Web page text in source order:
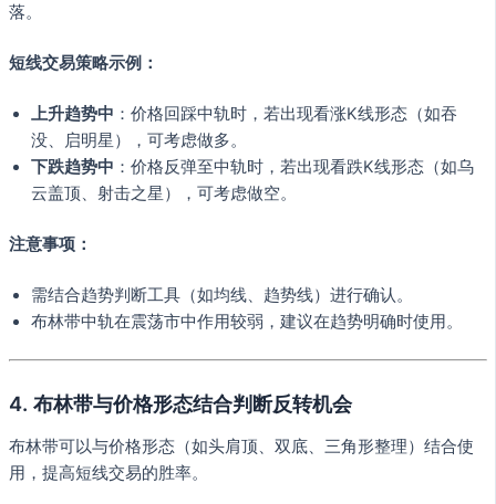
落。
短线交易策略示例：
上升趋势中 ：价格回踩中轨时，若出现看涨K线形态（如吞
没、启明星），可考虑做多。
下跌趋势中 ：价格反弹至中轨时，若出现看跌K线形态（如乌
云盖顶、射击之星），可考虑做空。
注意事项：
需结合趋势判断工具（如均线、趋势线）进行确认。
布林带中轨在震荡市中作用较弱，建议在趋势明确时使用。
4. 布林带与价格形态结合判断反转机会
布林带可以与价格形态（如头肩顶、双底、三角形整理）结合使
用，提高短线交易的胜率。